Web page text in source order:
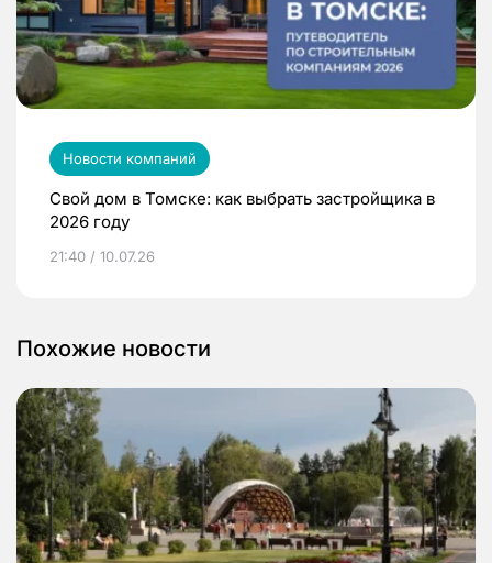
Новости компаний
Свой дом в Томске: как выбрать застройщика в
2026 году
21:40 / 10.07.26
Похожие новости